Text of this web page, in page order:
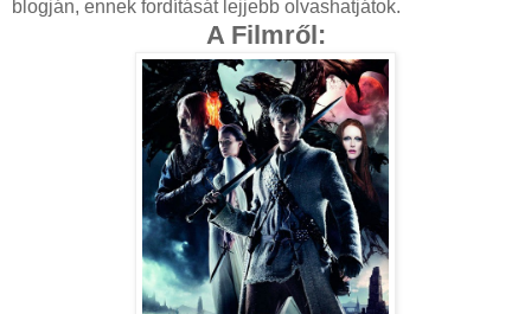
blogján, ennek fordítását lejjebb olvashatjátok.
A Filmről: